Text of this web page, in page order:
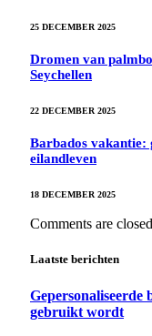
25 DECEMBER 2025
Dromen van
Seychellen
22 DECEMBER 2025
Barbados vakantie:
eilandleven
18 DECEMBER 2025
Comments are
Laatste berichten
Gepersonaliseerde
gebruikt wordt